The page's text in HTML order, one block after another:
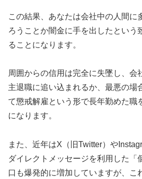
この結果、あなたは会社中の人間に
ろうことか闇金に手を出したという
ることになります。
周囲からの信用は完全に失墜し、会
主退職に追い込まれるか、最悪の場
て懲戒解雇という形で長年勤めた職
になります。
また、近年はX（旧Twitter）や
ダイレクトメッセージを利用した「
口も爆発的に増加していますが、こ